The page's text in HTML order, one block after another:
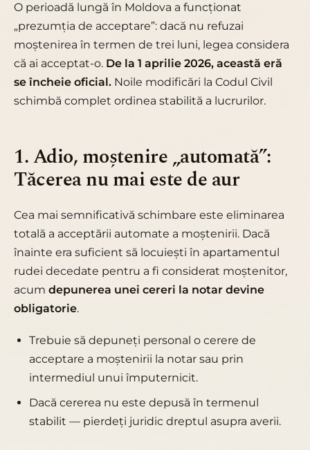
O perioadă lungă în Moldova a funcționat
„prezumția de acceptare”: dacă nu refuzai
moștenirea în termen de trei luni, legea considera
că ai acceptat-o. De la 1 aprilie 2026, această eră
se încheie oficial. Noile modificări la Codul Civil
schimbă complet ordinea stabilită a lucrurilor.
1. Adio, moștenire „automată”:
Tăcerea nu mai este de aur
Cea mai semnificativă schimbare este eliminarea
totală a acceptării automate a moștenirii. Dacă
înainte era suficient să locuiești în apartamentul
rudei decedate pentru a fi considerat moștenitor,
acum depunerea unei cereri la notar devine
obligatorie.
Trebuie să depuneți personal o cerere de
acceptare a moștenirii la notar sau prin
intermediul unui împuternicit.
Dacă cererea nu este depusă în termenul
stabilit — pierdeți juridic dreptul asupra averii.